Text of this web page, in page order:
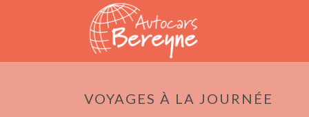
VOYAGES À LA JOURNÉE